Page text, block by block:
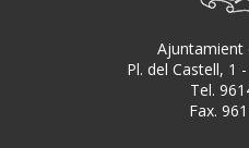
Ajuntamient
Pl. del Castell, 1
Tel.
Fax.